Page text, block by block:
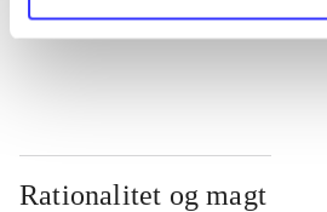
Rationalitet og magt